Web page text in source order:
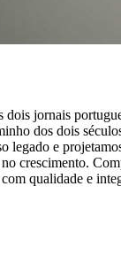
dois jornais
dos dois
legado e
crescimento.
qualidade e